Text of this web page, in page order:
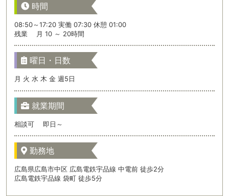
時間
08:50～17:20 実働 07:30 休憩 01:00
残業 月 10 ～ 20時間
曜日・日数
月 火 水 木 金 週5日
就業期間
相談可 即日～
勤務地
広島県広島市中区 広島電鉄宇品線 中電前 徒歩2分
広島電鉄宇品線 袋町 徒歩5分